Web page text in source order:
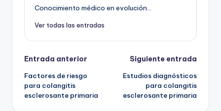
Conocimiento médico en evolución...
Ver todas las entradas
Navegación
de
entradas
Entrada anterior
Factores de riesgo
para colangitis
esclerosante primaria
Siguiente entrada
Estudios diagnósticos
para colangitis
esclerosante primaria